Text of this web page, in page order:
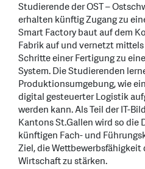
Studierende der OST –
erhalten künftig Zugang zu
Smart Factory baut auf dem
Fabrik auf und vernetzt
Schritte einer Fertigung zu
System. Die Studierenden
Produktionsumgebung, wie
digital gesteuerter Logistik
werden kann. Als Teil der IT-
Kantons St.Gallen wird so die
künftigen Fach- und
Ziel, die Wettbewerbsfähigkeit
Wirtschaft zu stärken.